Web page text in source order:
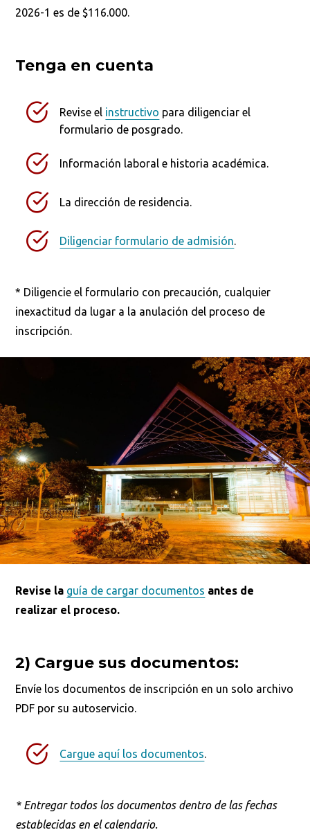
2026-1 es de $116.000.
Tenga en cuenta
Revise el instructivo para diligenciar el
formulario de posgrado.
Información laboral e historia académica.
La dirección de residencia.
Diligenciar formulario de admisión.
* Diligencie el formulario con precaución, cualquier
inexactitud da lugar a la anulación del proceso de
inscripción.
Revise la guía de cargar documentos antes de
realizar el proceso.
2) Cargue sus documentos:
Envíe los documentos de inscripción en un solo archivo
PDF por su autoservicio.
Cargue aquí los documentos.
* Entregar todos los documentos dentro de las fechas
establecidas en el calendario.